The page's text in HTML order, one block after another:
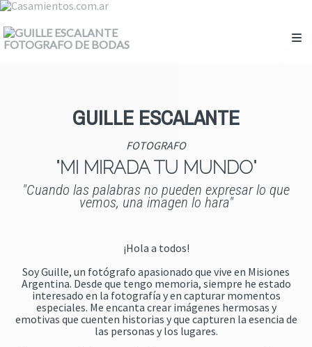
GUILLE ESCALANTE
FOTOGRAFO
"MI MIRADA TU MUNDO"
"Cuando las palabras no pueden expresar lo que
vemos, una imagen lo hara"
¡Hola a todos!
Soy Guille, un fotógrafo apasionado que vive en Misiones
Argentina. Desde que tengo memoria, siempre he estado
interesado en la fotografía y en capturar momentos
especiales. Me encanta crear imágenes hermosas y
emotivas que cuenten historias y que capturen la esencia de
las personas y los lugares.